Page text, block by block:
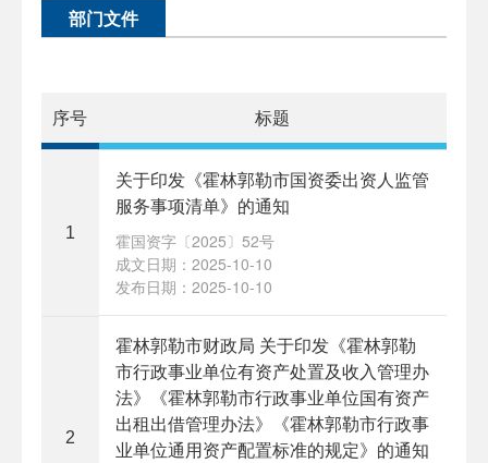
部门文件
序号 标题
1
关于印发《霍林郭勒市国资委出资人监管
服务事项清单》的通知
霍国资字〔2025〕52号
成文日期：2025-10-10
发布日期：2025-10-10
2
霍林郭勒市财政局 关于印发《霍林郭勒
市行政事业单位有资产处置及收入管理办
法》《霍林郭勒市行政事业单位国有资产
出租出借管理办法》《霍林郭勒市行政事
业单位通用资产配置标准的规定》的通知